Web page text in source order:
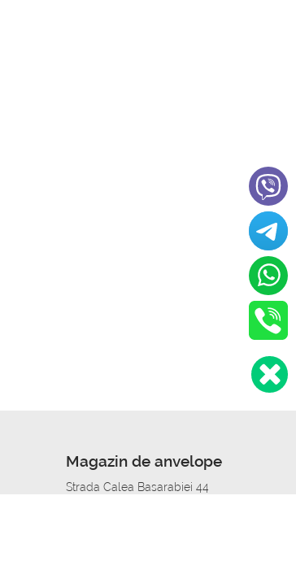
Magazin de anvelope
Strada Calea Basarabiei 44